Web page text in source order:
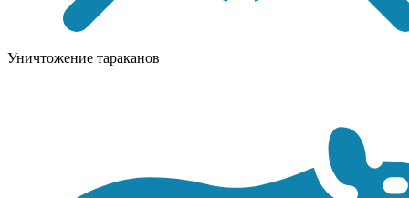
Уничтожение тараканов